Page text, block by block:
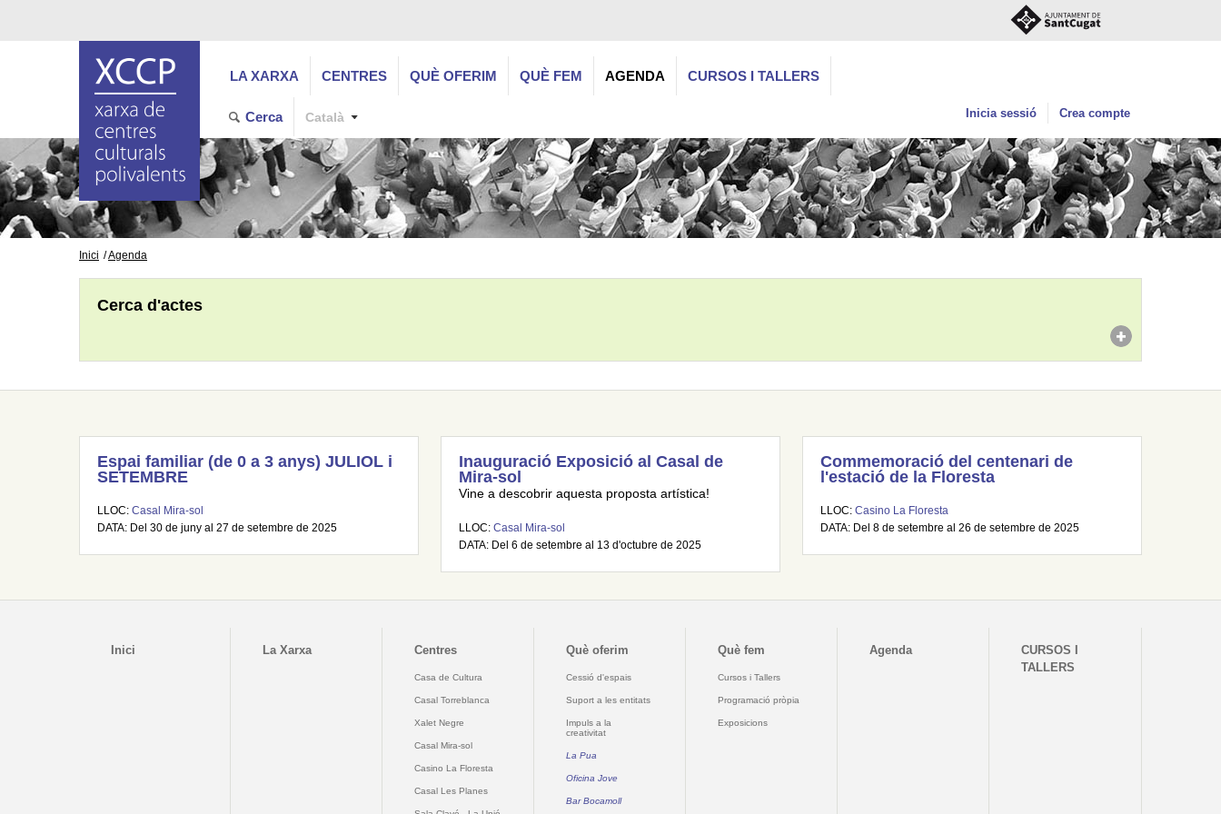
LA XARXA CENTRES QUÈ OFERIM QUÈ FEM AGENDA CURSOS I TALLERS
Cerca Català Inicia sessió Crea compte
Inici Agenda
Cerca d'actes
Espai familiar (de 0 a 3 anys) JULIOL i
SETEMBRE
LLOC: Casal Mira-sol
DATA: Del 30 de juny al 27 de setembre de 2025
Inauguració Exposició al Casal de
Mira-sol
Vine a descobrir aquesta proposta artística!
LLOC: Casal Mira-sol
DATA: Del 6 de setembre al 13 d'octubre de 2025
Commemoració del centenari de
l'estació de la Floresta
LLOC: Casino La Floresta
DATA: Del 8 de setembre al 26 de setembre de 2025
Inici La Xarxa Centres
Casa de Cultura
Casal Torreblanca
Xalet Negre
Casal Mira-sol
Casino La Floresta
Casal Les Planes
Què oferim
Cessió d'espais
Suport a les entitats
Impuls a la
creativitat
La Pua
Oficina Jove
Bar Bocamoll
Què fem
Cursos i Tallers
Programació pròpia
Exposicions
Agenda
CURSOS I
TALLERS